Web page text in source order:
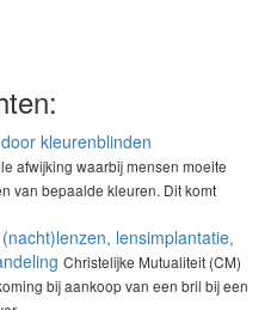
kleurenblinden
afwijking waarbij mensen moeite
van bepaalde kleuren. Dit komt
lensimplantatie,
Christelijke Mutualiteit (CM)
bij aankoop van een bril bij een